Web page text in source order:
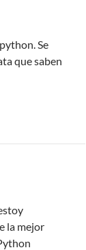
Se
que saben
la mejor